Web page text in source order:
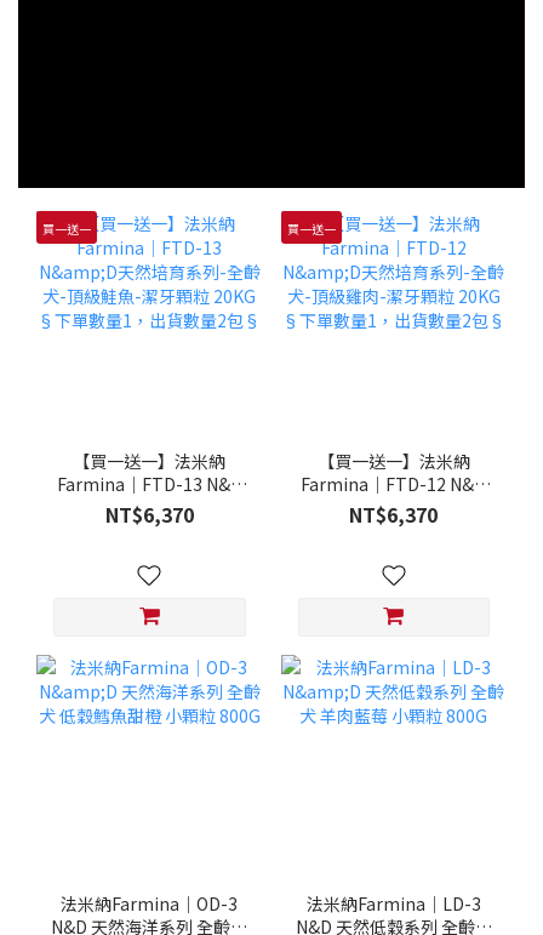
買一送一
【買一送一】法米納
Farmina｜FTD-13 N&D
天然培育系列-全齡犬-頂級
鮭魚-潔牙顆粒 20KG §下
NT$6,370
買一送一
【買一送一】法米納
Farmina｜FTD-12 N&D
天然培育系列-全齡犬-頂級
雞肉-潔牙顆粒 20KG §下
NT$6,370
法米納Farmina｜OD-3
N&D 天然海洋系列 全齡犬
法米納Farmina｜LD-3
N&D 天然低穀系列 全齡犬